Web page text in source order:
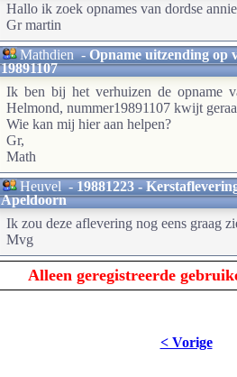
Hallo ik zoek opnames van dordse
Gr martin
Mathdien-Opname uitzending op
19891107
Ik ben bij het verhuizen de opname
Helmond, nummer19891107 kwijt
Wie kan mij hier aan helpen?
Gr,
Math
Heuvel-19881223 -
Apeldoorn
Ik zou deze aflevering nog eens graag
Mvg
Alleen geregistreerde
< Vorige